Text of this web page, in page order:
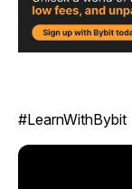
#LearnWithBybit